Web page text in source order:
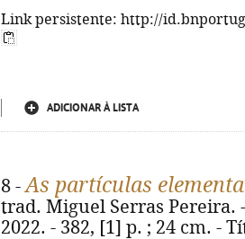
Link persistente: http://
ADICIONAR À LISTA
8 -As partículas
trad. Miguel Serras Pereira.
2022. - 382, [1] p. ; 24 cm. -